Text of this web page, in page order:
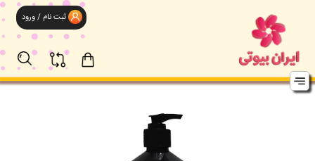
ثبت نام / ورود